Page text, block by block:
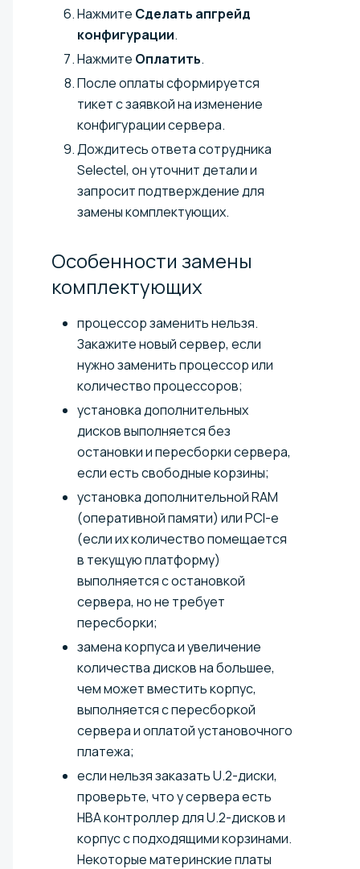
Нажмите Сделать апгрейд
конфигурации.
Нажмите Оплатить.
После оплаты сформируется
тикет с заявкой на изменение
конфигурации сервера.
Дождитесь ответа сотрудника
Selectel, он уточнит детали и
запросит подтверждение для
замены комплектующих.
Особенности замены
комплектующих
процессор заменить нельзя.
Закажите новый сервер, если
нужно заменить процессор или
количество процессоров;
установка дополнительных
дисков выполняется без
остановки и пересборки сервера,
если есть свободные корзины;
установка дополнительной RAM
(оперативной памяти) или PCI-e
(если их количество помещается
в текущую платформу)
выполняется с остановкой
сервера, но не требует
пересборки;
замена корпуса и увеличение
количества дисков на большее,
чем может вместить корпус,
выполняется с пересборкой
сервера и оплатой установочного
платежа;
если нельзя заказать U.2-диски,
проверьте, что у сервера есть
HBA контроллер для U.2-дисков и
корпус с подходящими корзинами.
Некоторые материнские платы